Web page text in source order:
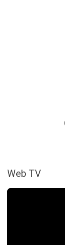
Web TV